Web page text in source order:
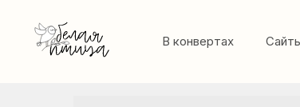
В конвертах